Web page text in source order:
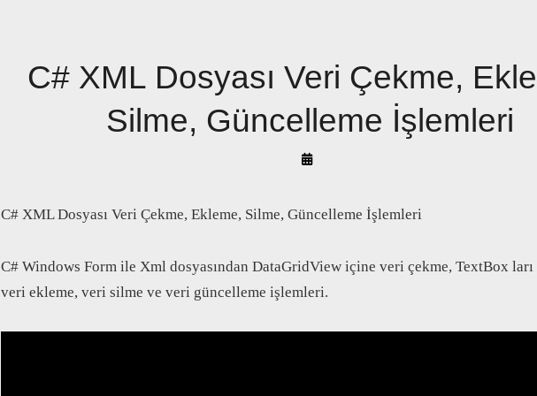
C# XML Dosyası Veri Çekme,
Silme, Güncelleme İşlemleri
By
C# XML Dosyası Veri Çekme, Ekleme, Silme, Güncelleme İşlemleri
C# Windows Form ile Xml dosyasından DataGridView içine veri çekme, TextBox
veri ekleme, veri silme ve veri güncelleme işlemleri.